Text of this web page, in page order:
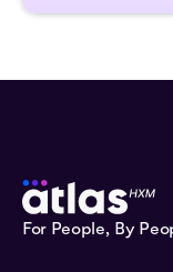
For People, By